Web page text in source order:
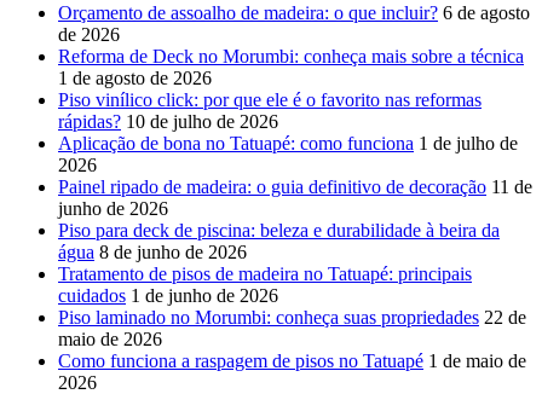
Orçamento de assoalho de madeira: o que incluir? 6 de agosto
de 2026
Reforma de Deck no Morumbi: conheça mais sobre a técnica
1 de agosto de 2026
Piso vinílico click: por que ele é o favorito nas reformas
rápidas? 10 de julho de 2026
Aplicação de bona no Tatuapé: como funciona 1 de julho de
2026
Painel ripado de madeira: o guia definitivo de decoração 11 de
junho de 2026
Piso para deck de piscina: beleza e durabilidade à beira da
água 8 de junho de 2026
Tratamento de pisos de madeira no Tatuapé: principais
cuidados 1 de junho de 2026
Piso laminado no Morumbi: conheça suas propriedades 22 de
maio de 2026
Como funciona a raspagem de pisos no Tatuapé 1 de maio de
2026